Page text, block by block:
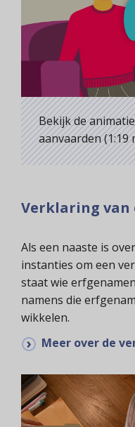
Bekijk de
aanvaarden (1:19
Verklaring
Als een naaste is
instanties om een
staat wie
namens die
wikkelen.
Meer over de